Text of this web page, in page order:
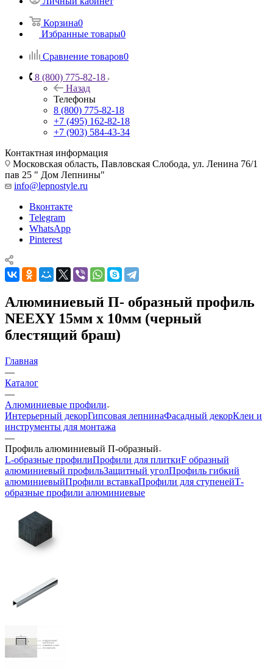
Корзина0
Избранные товары0
Сравнение товаров0
8 (800) 775-82-18
Назад
Телефоны
8 (800) 775-82-18
+7 (495) 162-82-18
+7 (903) 584-43-34
Контактная информация
Московская область, Павловская Слобода, ул. Ленина 76/1
пав 25 " Дом Лепнины"
info@lepnostyle.ru
Вконтакте
Telegram
WhatsApp
Pinterest
Алюминиевый П- образный профиль
NEEXY 15мм х 10мм (черный
блестящий браш)
Главная
—
Каталог
—
Алюминиевые профили
Интерьерный декорГипсовая лепнинаФасадный декорКлеи и
инструменты для монтажа
—
Профиль алюминиевый П-образный
L-образные профилиПрофили для плиткиF образный
алюминиевый профильЗащитный уголПрофиль гибкий
алюминиевыйПрофили вставкаПрофили для ступенейТ-
образные профили алюминиевые